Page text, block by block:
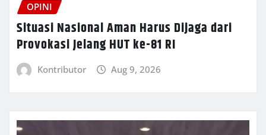
OPINI
Situasi Nasional Aman Harus Dijaga dari
Provokasi Jelang HUT ke-81 RI
Kontributor Aug 9, 2026